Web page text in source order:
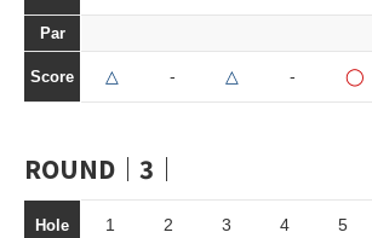
Par
Score △ - △ - ◯
ROUND｜3｜
Hole 1 2 3 4 5